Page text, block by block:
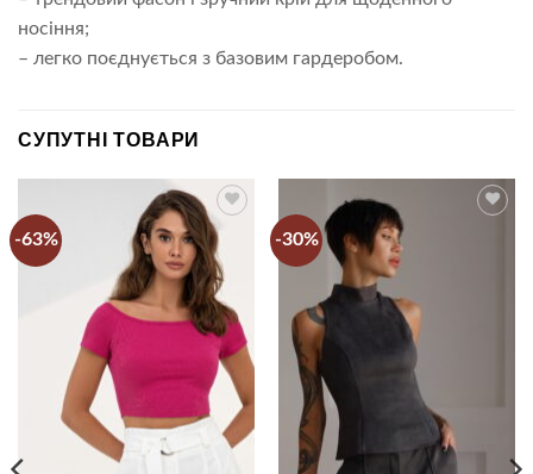
носіння;
– легко поєднується з базовим гардеробом.
СУПУТНІ ТОВАРИ
-63% -30%